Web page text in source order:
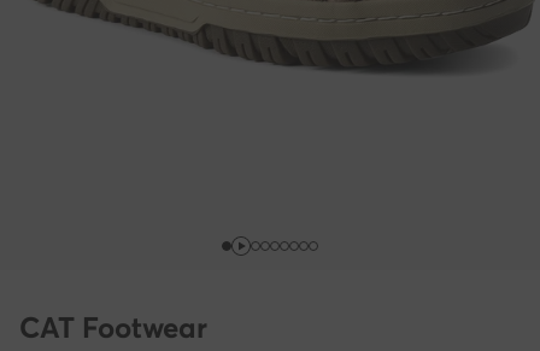
CAT Footwear